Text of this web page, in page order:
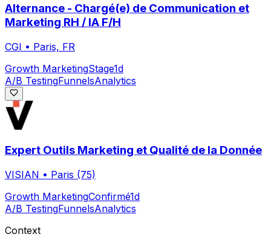
Alternance - Chargé(e) de Communication et
Marketing RH / IA F/H
CGI • Paris, FR
Growth MarketingStage1d
A/B TestingFunnelsAnalytics
Expert Outils Marketing et Qualité de la Donnée
VISIAN • Paris (75)
Growth MarketingConfirmé1d
A/B TestingFunnelsAnalytics
Context